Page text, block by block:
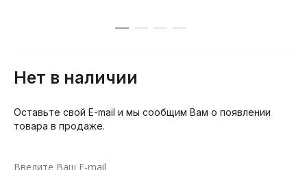
Нет в наличии
Оставьте свой E-mail и мы сообщим Вам о появлении
товара в продаже.